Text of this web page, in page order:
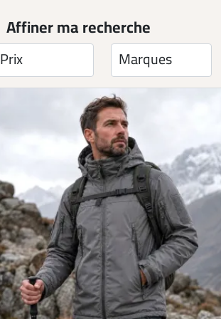
Affiner ma recherche
Prix Marques